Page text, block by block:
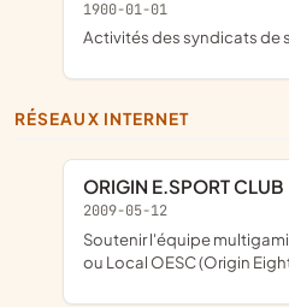
1900-01-01
Activités des syndicats de
RÉSEAUX INTERNET
ORIGIN E.SPORT CLUB
2009-05-12
soutenir l'équipe multigaming de jeu en réseau virtuel et
ou Local OESC (Origin